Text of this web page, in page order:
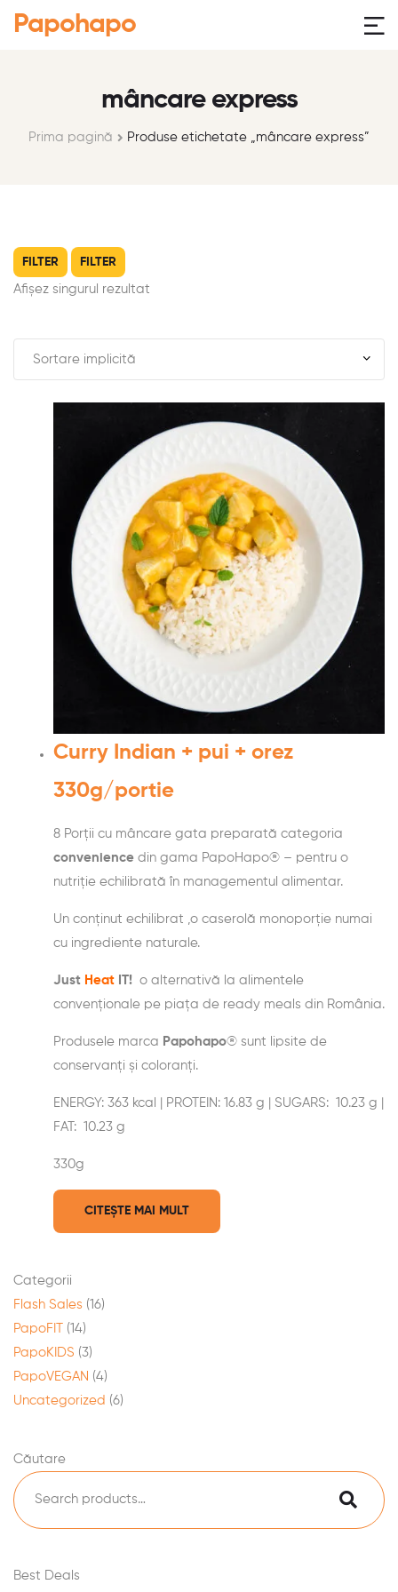
Papohapo
mâncare express
Prima pagină Produse etichetate „mâncare express”
FILTER FILTER
Afișez singurul rezultat
Curry Indian + pui + orez
330g/portie
8 Porții cu mâncare gata preparată categoria
convenience din gama PapoHapo® – pentru o
nutriție echilibrată în managementul alimentar.
Un conținut echilibrat ,o caserolă monoporție numai
cu ingrediente naturale.
Just Heat IT! o alternativă la alimentele
convenționale pe piața de ready meals din România.
Produsele marca Papohapo® sunt lipsite de
conservanți și coloranți.
ENERGY: 363 kcal | PROTEIN: 16.83 g | SUGARS: 10.23 g |
FAT: 10.23 g
330g
CITEȘTE MAI MULT
Categorii
Flash Sales (16)
PapoFIT (14)
PapoKIDS (3)
PapoVEGAN (4)
Uncategorized (6)
Căutare
Best Deals